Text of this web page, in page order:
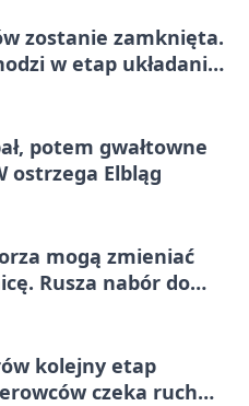
zostanie zamknięta.
w etap układania
potem gwałtowne
ostrzega Elbląg
mogą zmieniać
Rusza nabór do
kolejny etap
czeka ruch